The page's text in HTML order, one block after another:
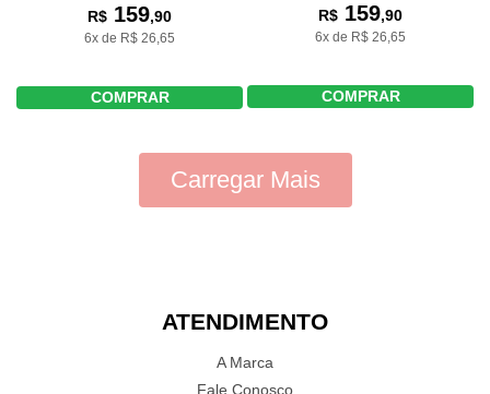
R$ 159,90
6x de R$ 26,65
COMPRAR
R$ 159,90
6x de R$ 26,65
COMPRAR
Carregar Mais
ATENDIMENTO
A Marca
Fale Conosco